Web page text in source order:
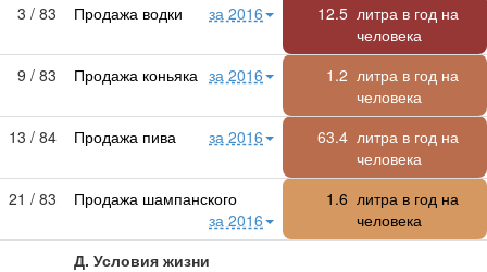
3 / 83
Продажа водки за 2016 12.5 литра в год на
человека
9 / 83
Продажа коньяка за 2016 1.2 литра в год на
человека
13 / 84
Продажа пива за 2016 63.4 литра в год на
человека
21 / 83
Продажа шампанского
за 2016
1.6 литра в год на
человека
Д. Условия жизни